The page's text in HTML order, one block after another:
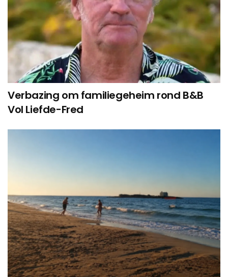
Verbazing om familiegeheim rond B&B
Vol Liefde-Fred